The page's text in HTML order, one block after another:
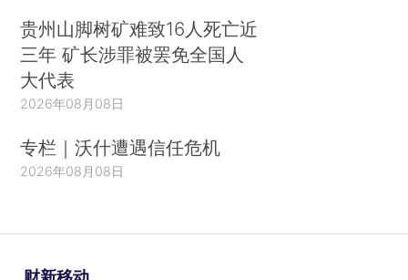
贵州山脚树矿难致16人死亡近
三年 矿长涉罪被罢免全国人
大代表
2026年08月08日
专栏｜沃什遭遇信任危机
2026年08月08日